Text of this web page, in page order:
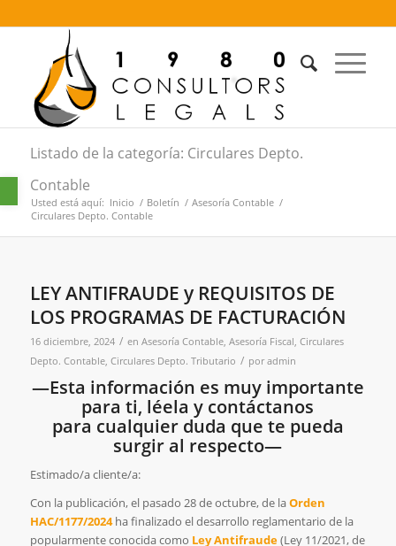
Abrir barra de herramientas
Listado de la categoría: Circulares Depto.
Contable
Usted está aquí: Inicio / Boletín / Asesoría Contable /
Circulares Depto. Contable
LEY ANTIFRAUDE y REQUISITOS DE
LOS PROGRAMAS DE FACTURACIÓN
16 diciembre, 2024 / en Asesoría Contable, Asesoría Fiscal, Circulares
Depto. Contable, Circulares Depto. Tributario / poradmin
—Esta información es muy importante
para ti, léela y contáctanos
para cualquier duda que te pueda
surgir al respecto—
Estimado/a cliente/a:
Con la publicación, el pasado 28 de octubre, de laOrden
HAC/1177/2024ha finalizado el desarrollo reglamentario de la
popularmente conocida como Ley Antifraude(Ley 11/2021, de